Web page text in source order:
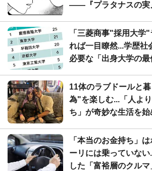
――『プラタナスの実
「三菱商事"採用大学
れば一目瞭然...学歴社
必要な「出身大学の最
11体のラブドールと
為"を楽しむ...「人よ
ち」が奇妙な生活を
「本当のお金持ち」
ーリには乗っていな
した「富裕層のクル